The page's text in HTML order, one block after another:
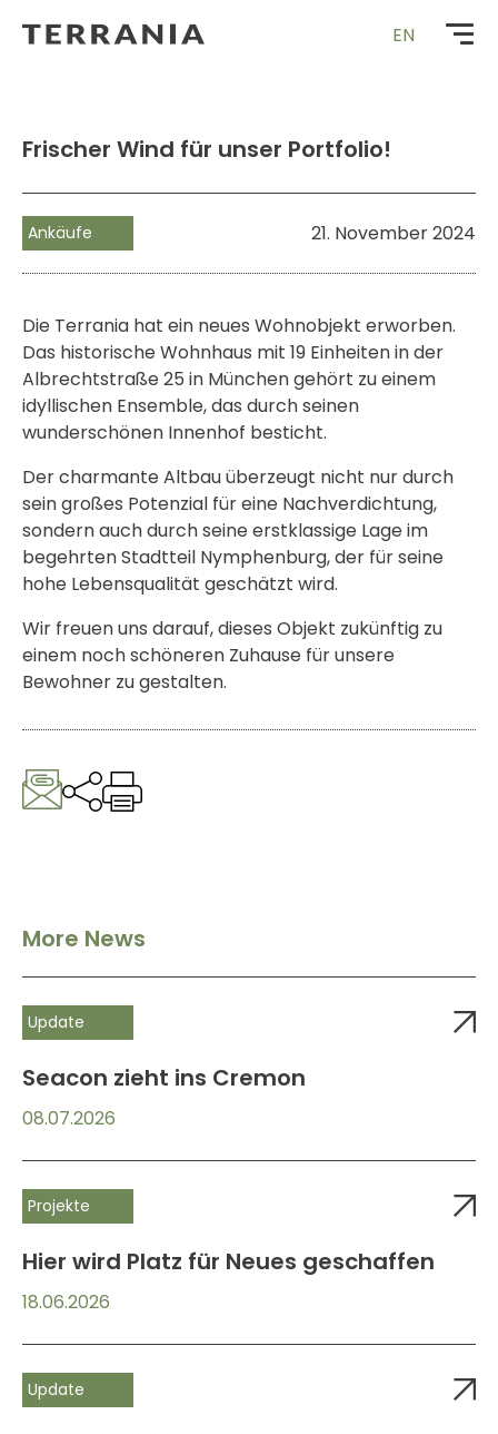
Zur
EN
Frischer Wind für unser Portfolio!
Ankäufe 21. November 2024
Die Terrania hat ein neues Wohnobjekt erworben.
Das historische Wohnhaus mit 19 Einheiten in der
Albrechtstraße 25 in München gehört zu einem
idyllischen Ensemble, das durch seinen
wunderschönen Innenhof besticht.
Der charmante Altbau überzeugt nicht nur durch
sein großes Potenzial für eine Nachverdichtung,
sondern auch durch seine erstklassige Lage im
begehrten Stadtteil Nymphenburg, der für seine
hohe Lebensqualität geschätzt wird.
Wir freuen uns darauf, dieses Objekt zukünftig zu
einem noch schöneren Zuhause für unsere
Bewohner zu gestalten.
More News
Update
Seacon zieht ins Cremon
08.07.2026
Projekte
Hier wird Platz für Neues geschaffen
18.06.2026
Update